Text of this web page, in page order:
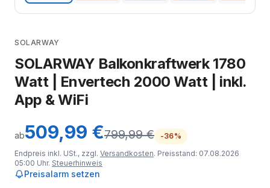
SOLARWAY
SOLARWAY Balkonkraftwerk 1780
Watt | Envertech 2000 Watt | inkl.
App & WiFi
ab509,99 €799,99 €
-36%
Endpreis inkl. USt., zzgl. Versandkosten. Preisstand: 07.08.2026
05:00 Uhr. Steuerhinweis
Preisalarm setzen